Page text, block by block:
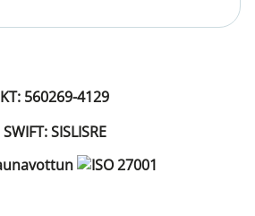
KT: 560269-4129
SWIFT: SISLISRE